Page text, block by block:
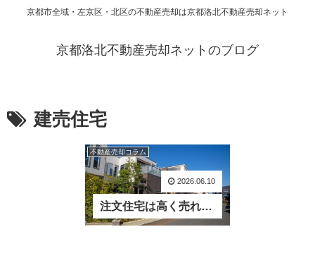
京都市全域・左京区・北区の不動産売却は京都洛北不動産売却ネット
京都洛北不動産売却ネットのブログ
建売住宅
不動産売却コラム
注文住宅は高く売れるのか？建売住宅との評価差を実務視点で解説
2026.06.10